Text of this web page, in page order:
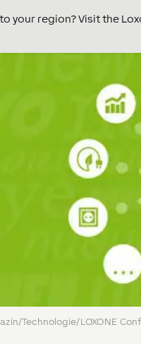
your region? Visit the
/Technologie/LOXONE